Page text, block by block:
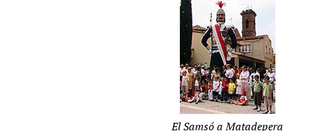
El Samsó a Matadepera